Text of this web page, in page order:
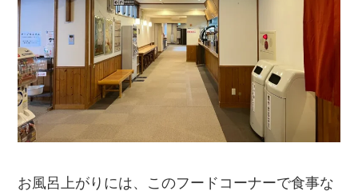
お風呂上がりには、このフードコーナーで食事な